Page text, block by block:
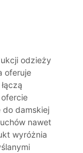
odzieży
oferuje
do damskiej
nawet
wyróżnia